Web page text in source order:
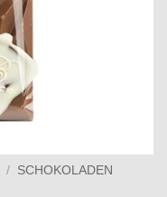
/ SCHOKOLADEN